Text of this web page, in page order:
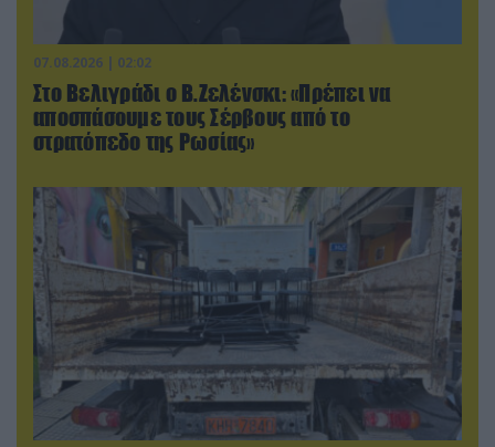
07.08.2026 | 02:02
Στο Βελιγράδι ο Β.Ζελένσκι: «Πρέπει να
αποσπάσουμε τους Σέρβους από το
στρατόπεδο της Ρωσίας»